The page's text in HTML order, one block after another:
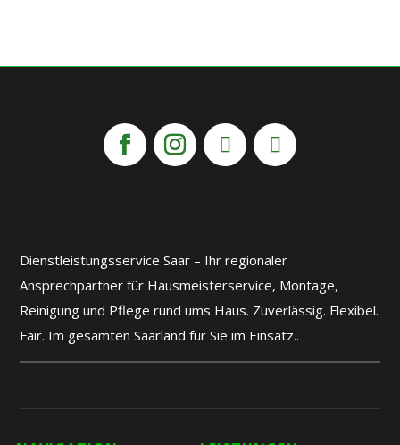
Dienstleistungsservice Saar – Ihr regionaler
Ansprechpartner für Hausmeisterservice, Montage,
Reinigung und Pflege rund ums Haus. Zuverlässig. Flexibel.
Fair. Im gesamten Saarland für Sie im Einsatz..